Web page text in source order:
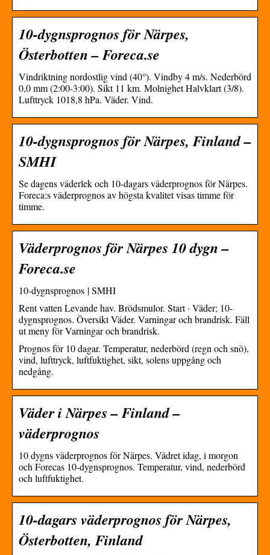
10-dygnsprognos för Närpes,
Österbotten – Foreca.se
Vindriktning nordostlig vind (40°). Vindby 4 m/s. Nederbörd
0,0 mm (2:00-3:00). Sikt 11 km. Molnighet Halvklart (3/8).
Lufttryck 1018,8 hPa. Väder. Vind.
10-dygnsprognos för Närpes, Finland –
SMHI
Se dagens väderlek och 10-dagars väderprognos för Närpes.
Foreca:s väderprognos av högsta kvalitet visas timme för
timme.
Väderprognos för Närpes 10 dygn –
Foreca.se
10-dygnsprognos | SMHI
Rent vatten Levande hav. Brödsmulor. Start · Väder; 10-
dygnsprognos. Översikt Väder. Varningar och brandrisk. Fäll
ut meny för Varningar och brandrisk.
Prognos för 10 dagar. Temperatur, nederbörd (regn och snö),
vind, lufttryck, luftfuktighet, sikt, solens uppgång och
nedgång.
Väder i Närpes – Finland –
väderprognos
10 dygns väderprognos för Närpes. Vädret idag, i morgon
och Forecas 10-dygnsprognos. Temperatur, vind, nederbörd
och luftfuktighet.
10-dagars väderprognos för Närpes,
Österbotten, Finland